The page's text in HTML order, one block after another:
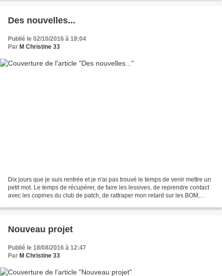
Des nouvelles...
Publié le 02/10/2016 à 18:04
Par M Christine 33
Dix jours que je suis rentrée et je n'ai pas trouvé le temps de venir mettre un
petit mot. Le temps de récupérer, de faire les lessives, de reprendre contact
avec les copines du club de patch, de rattraper mon retard sur les BOM,
Nouveau projet
Publié le 18/08/2016 à 12:47
Par M Christine 33